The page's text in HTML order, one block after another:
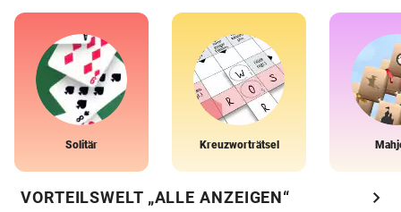
Solitär Kreuzworträtsel
VORTEILSWELT „ALLE ANZEIGEN“ chevron_right